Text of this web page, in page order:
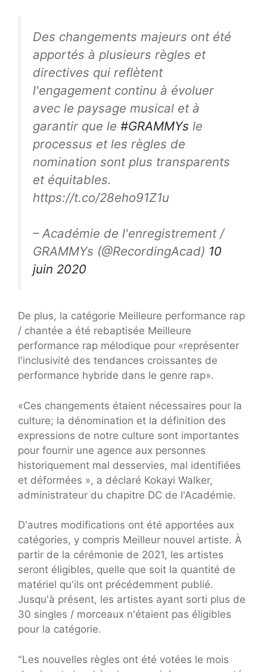
Des changements majeurs ont été
apportés à plusieurs règles et
directives qui reflètent
l'engagement continu à évoluer
avec le paysage musical et à
garantir que le #GRAMMYs le
processus et les règles de
nomination sont plus transparents
et équitables.
https://t.co/28eho91Z1u
– Académie de l'enregistrement /
GRAMMYs (@RecordingAcad) 10
juin 2020
De plus, la catégorie Meilleure performance rap
/ chantée a été rebaptisée Meilleure
performance rap mélodique pour «représenter
l'inclusivité des tendances croissantes de
performance hybride dans le genre rap».
«Ces changements étaient nécessaires pour la
culture; la dénomination et la définition des
expressions de notre culture sont importantes
pour fournir une agence aux personnes
historiquement mal desservies, mal identifiées
et déformées », a déclaré Kokayi Walker,
administrateur du chapitre DC de l'Académie.
D'autres modifications ont été apportées aux
catégories, y compris Meilleur nouvel artiste. À
partir de la cérémonie de 2021, les artistes
seront éligibles, quelle que soit la quantité de
matériel qu'ils ont précédemment publié.
Jusqu'à présent, les artistes ayant sorti plus de
30 singles / morceaux n'étaient pas éligibles
pour la catégorie.
"Les nouvelles règles ont été votées le mois